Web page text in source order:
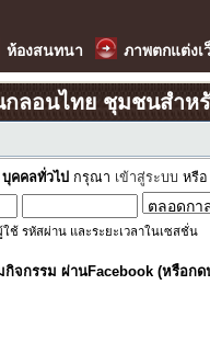
ห้องสนทนา ภาพตกแต่งเ
ลอนไทย ชุมชนสำห
บุคคลทั่วไป กรุณา เข้าสู่ระบบ หรือ
ช้ รหัสผ่าน และระยะเวลาในเซสชั่น
กิจกรรม ผ่านFacebook (หรือก